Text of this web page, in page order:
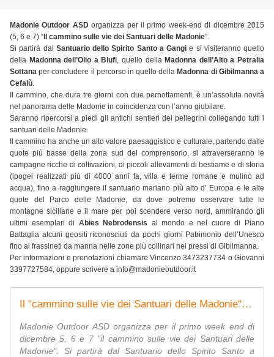
Madonie Outdoor ASDorganizza per il primo week-end di dicembre 2015
(5, 6 e 7) “ Il cammino sulle vie dei Santuari delle Madonie”.
Si partirà dal Santuario dello Spirito Santo a Gangie si visiteranno quello
della Madonna dell’Olio a Blufi, quello della Madonna dell’Alto a Petralia
Sottana per concludere il percorso in quello della Madonna di Gibilmanna a
Cefalù.
Il cammino, che dura tre giorni con due pernottamenti, è un’assoluta novità
nel panorama delle Madonie in coincidenza con l’anno giubilare.
Saranno ripercorsi a piedi gli antichi sentieri dei pellegrini collegando tutti i
santuari delle Madonie.
Il cammino ha anche un alto valore paesaggistico e culturale, partendo dalle
quote più basse della zona sud del comprensorio, si attraverseranno le
campagne ricche di coltivazioni, di piccoli allevamenti di bestiame e di storia
(ipogei realizzati più di 4000 anni fa, villa e terme romane e mulino ad
acqua), fino a raggiungere il santuario mariano più alto d’ Europa e le alte
quote del Parco delle Madonie, da dove potremo osservare tutte le
montagne siciliane e il mare per poi scendere verso nord, ammirando gli
ultimi esemplari di Abies Nebrodensis al mondo e nel cuore di Piano
Battaglia alcuni geositi riconosciuti da pochi giorni Patrimonio dell’Unesco
fino ai frassineti da manna nelle zone più collinari nei pressi di Gibilmanna.
Per informazioni e prenotazioni chiamare Vincenzo 3473237734 o Giovanni
3397727584, oppure scrivere a info@madonieoutdoor.it
Il "cammino sulle vie dei Santuari delle Madonie": un trekking di tre giorni con Madonie Outdoor ASD (dal 5 al 7 dicembre) - Piano Battaglia - Madonie
Madonie Outdoor ASD organizza per il primo week end di
dicembre 5, 6 e 7 "il cammino sulle vie dei Santuari delle
Madonie". Si partirà dal Santuario dello Spirito Santo a